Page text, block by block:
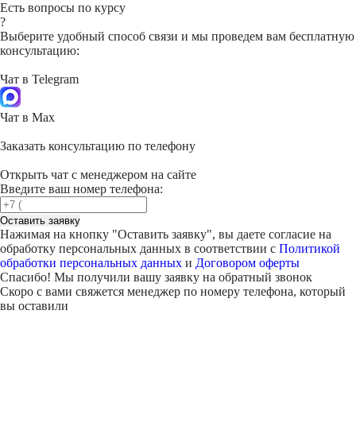
Есть вопросы по курсу
?
Выберите удобный способ связи и мы проведем вам бесплатную
консультацию:
Чат в Telegram
Чат в Max
Заказать консультацию по телефону
Открыть чат с менеджером на сайте
Введите ваш номер телефона:
Оставить заявку
Нажимая на кнопку "Оставить заявку", вы даете согласие на
обработку персональных данных в соответствии с Политикой
обработки персональных данных и Договором оферты
Спасибо! Мы получили вашу заявку на обратный звонок
Скоро с вами свяжется менеджер по номеру телефона, который
вы оставили